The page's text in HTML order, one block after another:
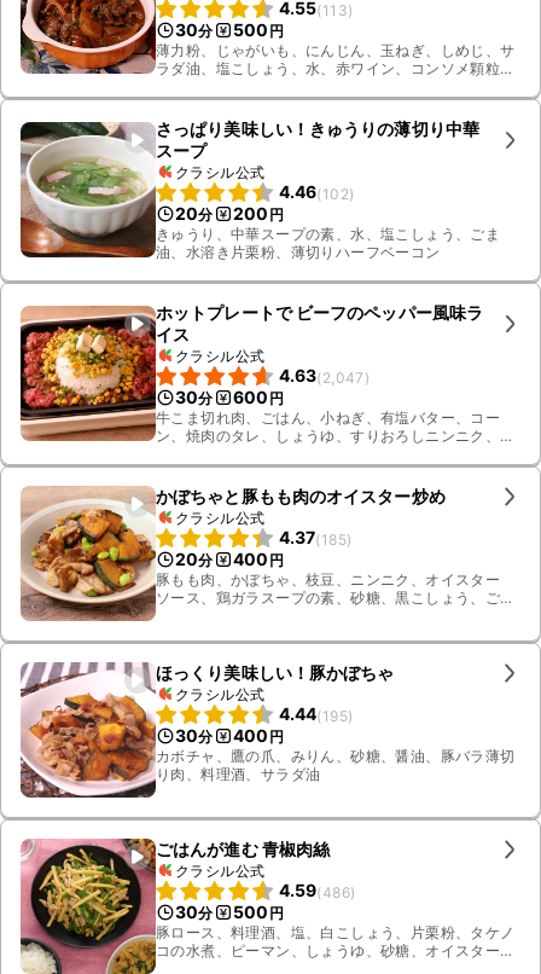
4.55(113)
30分 500 円
薄力粉、じゃがいも、にんじん、玉ねぎ、しめじ、サ
ラダ油、塩こしょう、水、赤ワイン、コンソメ顆粒、
チャップ、はちみつ、牛もも薄切り肉、有塩バター
さっぱり美味しい！きゅうりの薄切り中華
スープ
クラシル公式
4.46(102)
20分 200 円
きゅうり、中華スープの素、水、塩こしょう、ごま
油、水溶き片栗粉、薄切りハーフベーコン
ホットプレートで ビーフのペッパー風味ラ
イス
クラシル公式
4.63(2,047 )
30分 600 円
牛こま切れ肉、ごはん、小ねぎ、有塩バター、コー
ン、焼肉のタレ、しょうゆ、すりおろしニンニク、黒
かぼちゃと豚もも肉のオイスター炒め
クラシル公式
4.37(185)
20分 400 円
豚もも肉、かぼちゃ、枝豆、ニンニク、オイスター
ソース、鶏ガラスープの素、砂糖、黒こしょう、ごま
ほっくり美味しい！豚かぼちゃ
クラシル公式
4.44(195)
30分 400 円
カボチャ、鷹の爪、みりん、砂糖、醤油、豚バラ薄切
り肉、料理酒、サラダ油
ごはんが進む 青椒肉絲
クラシル公式
4.59(486)
30分 500 円
豚ロース、料理酒、塩、白こしょう、片栗粉、タケノ
コの水煮、ピーマン、しょうゆ、砂糖、オイスター